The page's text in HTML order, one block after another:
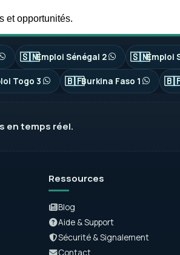
et opportunités.
🇸🇳Emploi Sénégal 2 🇸🇳Emploi
Togo 3 🇧🇫Burkina Faso 1
en temps réel.
Ressources
Blog
Aide & Support
Sécurité & Signalement
Contact